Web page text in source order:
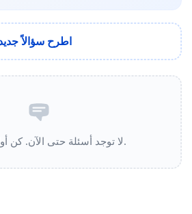
اطرح سؤالاً
لا توجد أسئلة حتى الآن. كن أول من يسأل.